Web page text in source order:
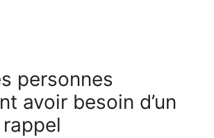
personnes
avoir besoin d’un